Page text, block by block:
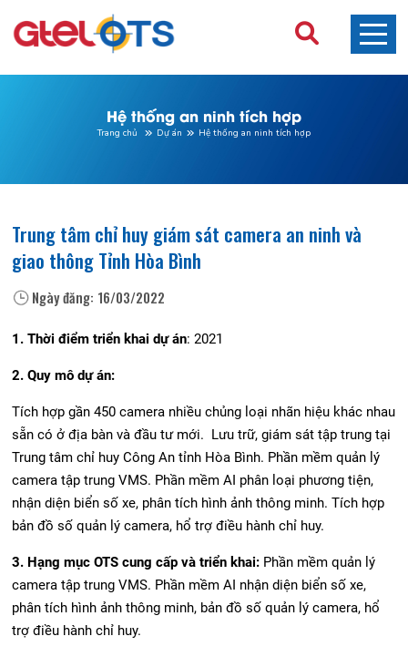
Hệ thống an ninh tích hợp
Trang chủ Dự án Hệ thống an ninh tích hợp
Trung tâm chỉ huy giám sát camera an ninh và
giao thông Tỉnh Hòa Bình
Ngày đăng: 16/03/2022
1. Thời điểm triển khai dự án: 2021
2. Quy mô dự án:
Tích hợp gần 450 camera nhiều chủng loại nhãn hiệu khác nhau
sẵn có ở địa bàn và đầu tư mới. Lưu trữ, giám sát tập trung tại
Trung tâm chỉ huy Công An tỉnh Hòa Bình. Phần mềm quản lý
camera tập trung VMS. Phần mềm AI phân loại phương tiện,
nhận diện biển số xe, phân tích hình ảnh thông minh. Tích hợp
bản đồ số quản lý camera, hổ trợ điều hành chỉ huy.
3. Hạng mục OTS cung cấp và triển khai: Phần mềm quản lý
camera tập trung VMS. Phần mềm AI nhận diện biển số xe,
phân tích hình ảnh thông minh, bản đồ số quản lý camera, hổ
trợ điều hành chỉ huy.